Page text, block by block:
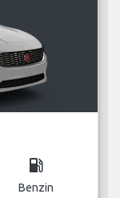
local_gas_station
Benzin